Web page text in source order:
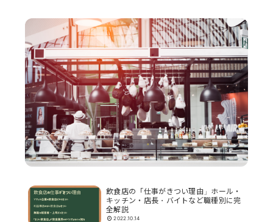
飲食店の「仕事がきつい理由」ホール・
キッチン・店長・バイトなど職種別に完
全解説
2022.10.14